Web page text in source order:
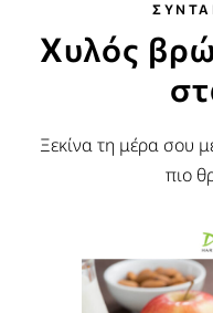
Xυλός
Ξεκίνα τη μέρα σου
πιο